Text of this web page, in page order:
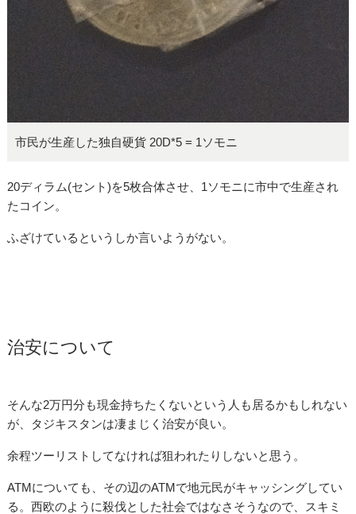
市民が生産した独自硬貨 20D*5 = 1ソモニ
20ディラム(セント)を5枚合体させ、1ソモニに市中で生産され
たコイン。
ふざけているというしか言いようがない。
治安について
そんな2万円分も現金持ちたくないという人も居るかもしれない
が、タジキスタンは凄まじく治安が良い。
余程ツーリストしてなければ狙われたりしないと思う。
ATMについても、その辺のATMで地元民がキャッシングしてい
る。西欧のように殺伐とした社会ではなさそうなので、スキミ